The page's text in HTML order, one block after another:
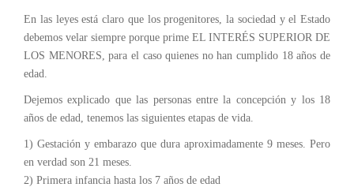
En las leyes está claro que los progenitores, la sociedad y el Estado
debemos velar siempre porque prime EL INTERÉS SUPERIOR DE
LOS MENORES, para el caso quienes no han cumplido 18 años de
edad.
Dejemos explicado que las personas entre la concepción y los 18
años de edad, tenemos las siguientes etapas de vida.
1) Gestación y embarazo que dura aproximadamente 9 meses. Pero
en verdad son 21 meses.
2) Primera infancia hasta los 7 años de edad